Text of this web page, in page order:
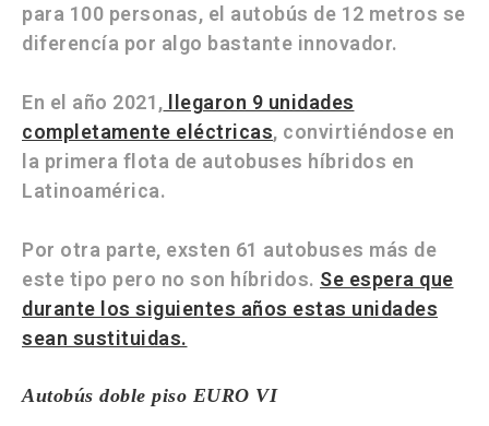
para 100 personas, el autobús de 12 metros se
diferencía por algo bastante innovador.
En el año 2021, llegaron 9 unidades
completamente eléctricas, convirtiéndose en
la primera flota de autobuses híbridos en
Latinoamérica.
Por otra parte, exsten 61 autobuses más de
este tipo pero no son híbridos. Se espera que
durante los siguientes años estas unidades
sean sustituidas.
Autobús doble piso EURO VI